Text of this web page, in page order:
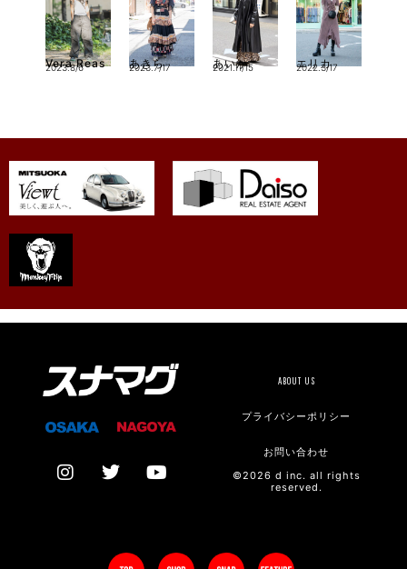
Vera Reas
2023.8/6 あきら
2023.7/17 あいか
2021.11/15 エリカ
2022.3/17
ABOUT US
プライバシーポリシー
お問い合わせ
©2026 d inc. all rights
reserved.